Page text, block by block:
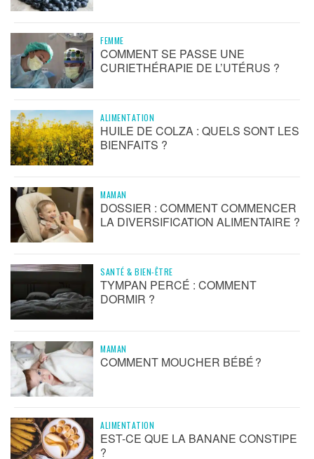
FEMME
COMMENT SE PASSE UNE
CURIETHÉRAPIE DE L’UTÉRUS ?
ALIMENTATION
HUILE DE COLZA : QUELS SONT LES
BIENFAITS ?
MAMAN
DOSSIER : COMMENT COMMENCER
LA DIVERSIFICATION ALIMENTAIRE ?
SANTÉ & BIEN-ÊTRE
TYMPAN PERCÉ : COMMENT
DORMIR ?
MAMAN
COMMENT MOUCHER BÉBÉ ?
ALIMENTATION
EST-CE QUE LA BANANE CONSTIPE
?